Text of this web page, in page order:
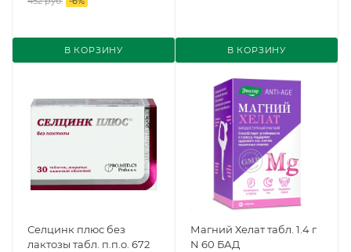
В КОРЗИНУ В КОРЗИНУ
Селцинк плюс без
лактозы табл. п.п.о. 672
Магний Хелат табл. 1.4 г
N 60 БАД